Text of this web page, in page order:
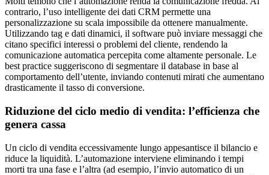
contrario, l’uso intelligente dei dati CRM permette una
personalizzazione su scala impossibile da ottenere manualmente.
Utilizzando tag e dati dinamici, il software può inviare messaggi che
citano specifici interessi o problemi del cliente, rendendo la
comunicazione automatica percepita come altamente personale. Le
best practice suggeriscono di segmentare il database in base al
comportamento dell’utente, inviando contenuti mirati che aumentano
drasticamente il tasso di conversione.
Riduzione del ciclo medio di vendita: l’efficienza che
genera cassa
Un ciclo di vendita eccessivamente lungo appesantisce il bilancio e
riduce la liquidità. L’automazione interviene eliminando i tempi
morti tra una fase e l’altra (ad esempio, l’invio automatico di un